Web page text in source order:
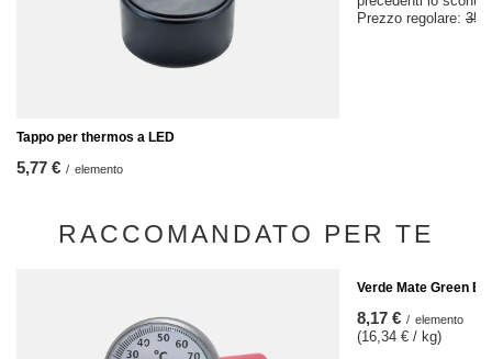
Tappo per thermos a LED
5,77 € / elemento
Prezzo regolare:
RACCOMANDATO PER TE
Verde Mate Green
8,17 € / elemento
(16,34 € / kg)